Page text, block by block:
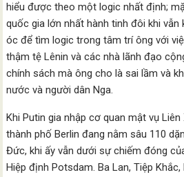
hiểu được theo một logic nhất định;
quốc gia lớn nhất hành tinh đôi khi vẫn
óc để tìm logic trong tâm trí ông với
thậm tệ Lênin và các nhà lãnh đạo
chính sách mà ông cho là sai lầm và
nước và người dân Nga.
Khi Putin gia nhập cơ quan mật vụ Liên
thành phố Berlin đang nằm sâu 110
Đức, khi ấy vẫn dưới sự chiếm đóng
Hiệp định Potsdam. Ba Lan, Tiệp Khắc,